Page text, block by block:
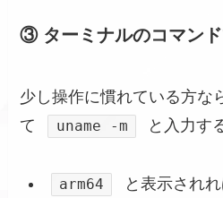
③ ターミナルのコマン
少し操作に慣れている方な
て
uname -m と入力す
arm64 と表示され